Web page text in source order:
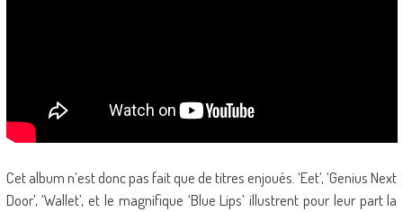
Cet album n’est donc pas fait que de titres enjoués. ‘Eet’, ‘Genius Next
Door’, ‘Wallet’, et le magnifique ‘Blue Lips’ illustrent pour leur part la